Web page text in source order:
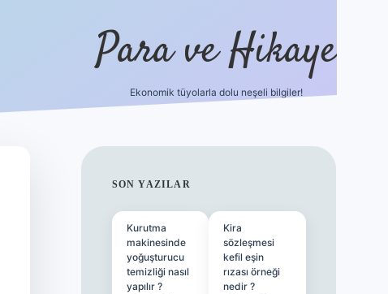
Para ve Hikaye
Ekonomik tüyolarla dolu neşeli bilgiler!
SIDEBAR
SON YAZILAR
Kurutma
makinesinde
yoğuşturucu
temizliği nasıl
yapılır ?
Kira
sözleşmesi
kefil eşin
rızası örneği
nedir ?
hiltonbet giriş